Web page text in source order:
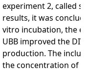
experiment 2, called
results, it was
vitro incubation, the
UBB improved the
production. The
the concentration of